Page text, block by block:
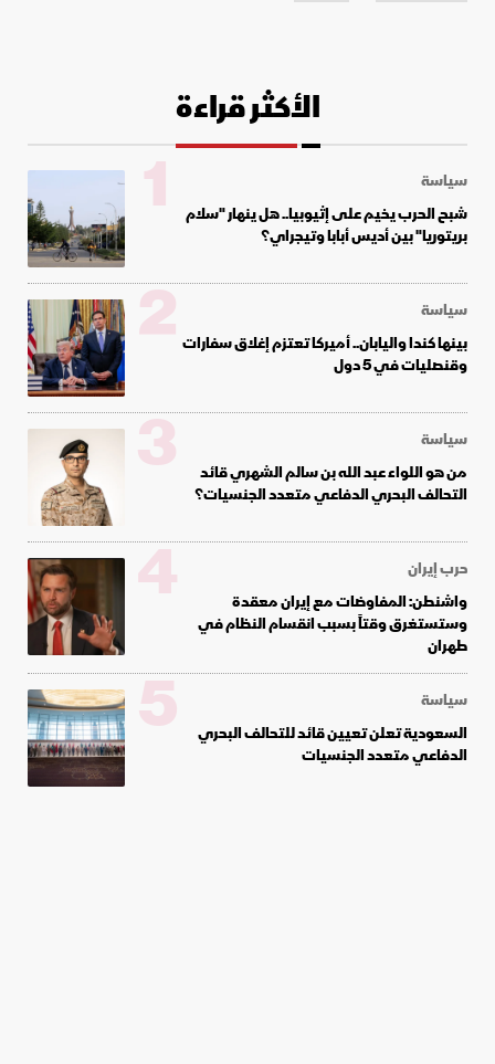
الأكثر قراءة
سياسة
شبح الحرب يخيم على إثيوبيا.. هل ينهار "سلام
بريتوريا" بين أديس أبابا وتيجراي؟
1
سياسة
بينها كندا واليابان.. أميركا تعتزم إغلاق سفارات
وقنصليات في 5 دول
2
سياسة
من هو اللواء عبد الله بن سالم الشهري قائد
التحالف البحري الدفاعي متعدد الجنسيات؟
3
حرب إيران
واشنطن: المفاوضات مع إيران معقدة
وستستغرق وقتاً بسبب انقسام النظام في
طهران
4
سياسة
السعودية تعلن تعيين قائد للتحالف البحري
الدفاعي متعدد الجنسيات
5